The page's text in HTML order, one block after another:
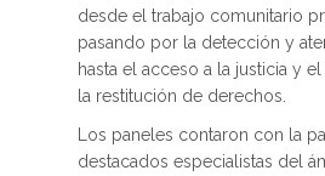
desde el trabajo comunitario
pasando por la detección y
hasta el acceso a la justicia y
la restitución de derechos.
Los paneles contaron con la
destacados especialistas del